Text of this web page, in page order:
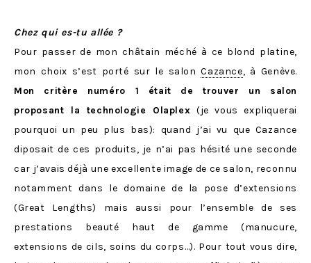
Chez qui es-tu allée ?
Pour passer de mon châtain méché à ce blond platine,
mon choix s’est porté sur le salonCazance, à Genève.
Mon critère numéro 1 était de trouver un salon
proposant la technologie Olaplex (je vous expliquerai
pourquoi un peu plus bas): quand j’ai vu que Cazance
diposait de ces produits, je n’ai pas hésité une seconde
car j’avais déjà une excellente image de ce salon, reconnu
notamment dans le domaine de la pose d’extensions
(Great Lengths) mais aussi pour l’ensemble de ses
prestations beauté haut de gamme (manucure,
extensions de cils, soins du corps…). Pour tout vous dire,